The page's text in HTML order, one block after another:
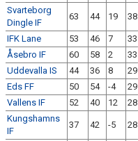
Svarteborg
Dingle IF
63 44 19 38
IFK Lane 53 46 7
33
Åsebro IF
60 58 2
33
Uddevalla IS
44 36 8
29
Eds FF
50 54 -4
29
Vallens IF
52 40 12
28
Kungshamns
IF
37 42 -5 28